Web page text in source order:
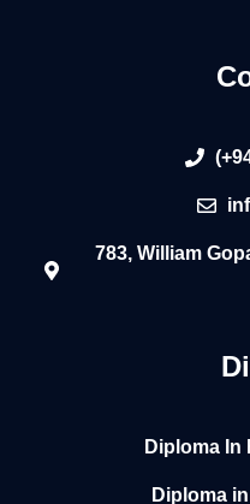
783, William
Diploma
Diploma